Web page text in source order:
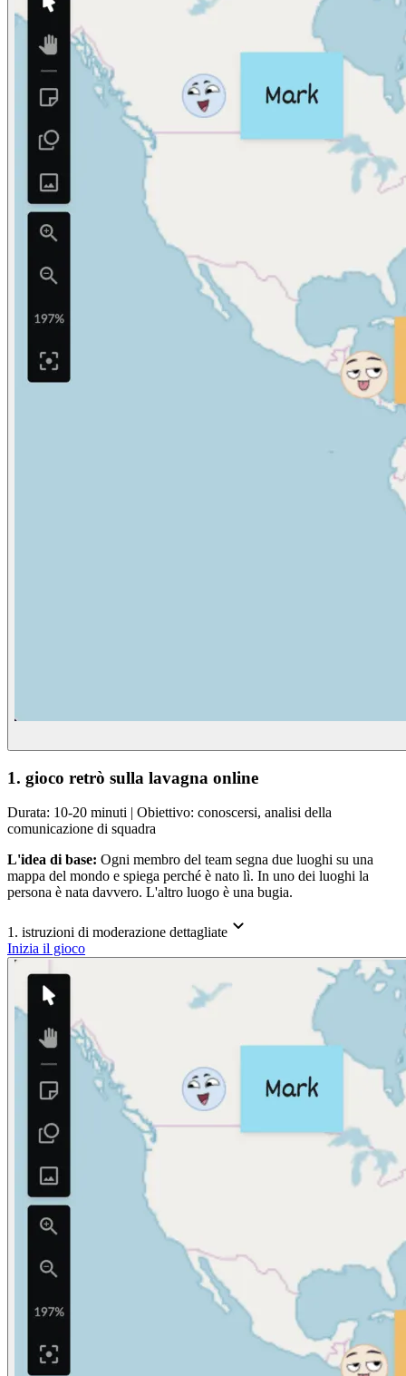
1. gioco retrò sulla lavagna online
Durata: 10-20 minuti | Obiettivo: conoscersi, analisi della
comunicazione di squadra
L'idea di base: Ogni membro del team segna due luoghi su una
mappa del mondo e spiega perché è nato lì. In uno dei luoghi la
persona è nata davvero. L'altro luogo è una bugia.
1. istruzioni di moderazione dettagliate
Inizia il gioco